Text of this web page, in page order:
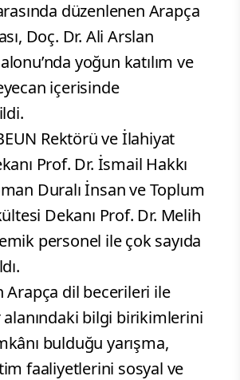
düzenlenen Arapça
Doç. Dr. Ali Arslan
yoğun katılım ve
içerisinde
Rektörü ve İlahiyat
Prof. Dr. İsmail Hakkı
Duralı İnsan ve Toplum
Dekanı Prof. Dr. Melih
personel ile çok sayıda
Arapça dil becerileri ile
bilgi birikimlerini
bulduğu yarışma,
faaliyetlerini sosyal ve